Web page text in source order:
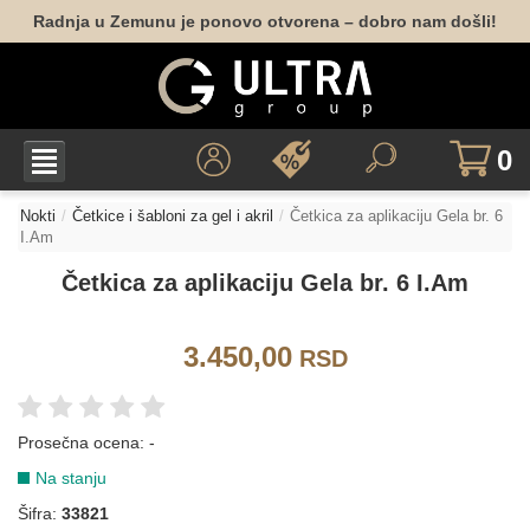
Radnja u Zemunu je ponovo otvorena – dobro nam došli!
0
Nokti Četkice i šabloni za gel i akril
Četkica za aplikaciju Gela br. 6
I.Am
Četkica za aplikaciju Gela br. 6 I.Am
3.450,00RSD
Prosečna ocena: -
Na stanju
Šifra: 33821